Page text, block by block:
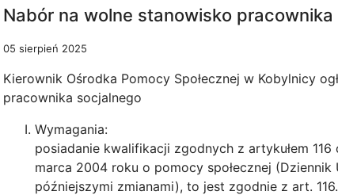
Nabór na wolne stanowisko
05 sierpień 2025
Kierownik Ośrodka Pomocy Społecznej w Kobylnicy
pracownika socjalnego
Wymagania:
posiadanie kwalifikacji zgodnych z artykułem
marca 2004 roku o pomocy społecznej
późniejszymi zmianami), to jest zgodnie z art.